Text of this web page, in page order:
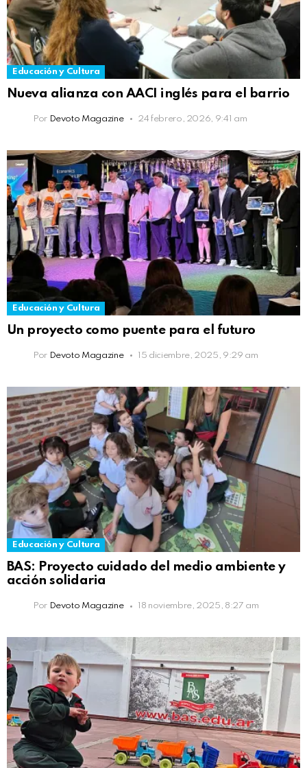
Educación y Cultura
Nueva alianza con AACI inglés para el barrio
Por Devoto Magazine 24 febrero, 2026, 9:41 am
Educación y Cultura
Un proyecto como puente para el futuro
Por Devoto Magazine 15 diciembre, 2025, 9:29 am
Educación y Cultura
BAS: Proyecto cuidado del medio ambiente y
acción solidaria
Por Devoto Magazine 18 noviembre, 2025, 8:27 am